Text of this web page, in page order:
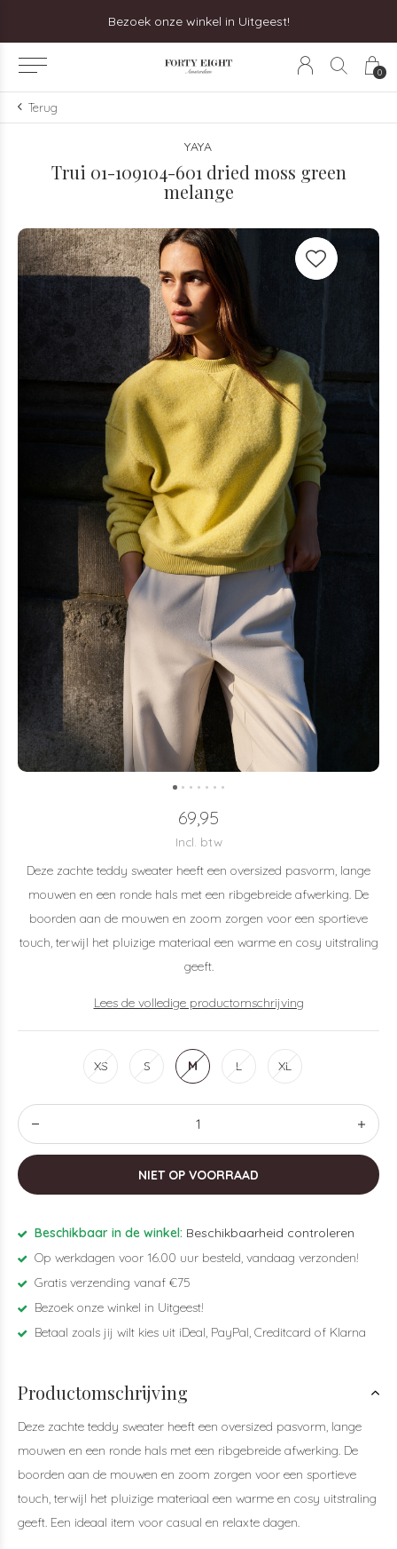
0
Bezoek onze winkel in Uitgeest!
Terug
YAYA
Trui 01-109104-601 dried moss green
melange
69,95
Incl. btw
Deze zachte teddy sweater heeft een oversized pasvorm, lange
mouwen en een ronde hals met een ribgebreide afwerking. De
boorden aan de mouwen en zoom zorgen voor een sportieve
touch, terwijl het pluizige materiaal een warme en cosy uitstraling
geeft.
Lees de volledige productomschrijving
XS S M L XL
NIET OP VOORRAAD
Beschikbaar in de winkel: Beschikbaarheid controleren
Op werkdagen voor 16.00 uur besteld, vandaag verzonden!
Gratis verzending vanaf €75
Bezoek onze winkel in Uitgeest!
Betaal zoals jij wilt kies uit iDeal, PayPal, Creditcard of Klarna
Productomschrijving
Deze zachte teddy sweater heeft een oversized pasvorm, lange
mouwen en een ronde hals met een ribgebreide afwerking. De
boorden aan de mouwen en zoom zorgen voor een sportieve
touch, terwijl het pluizige materiaal een warme en cosy uitstraling
geeft. Een ideaal item voor casual en relaxte dagen.